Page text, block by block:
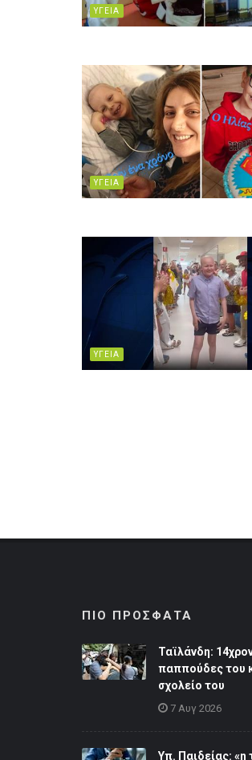
ΥΓΕΙΑ
ΥΓΕΙΑ
ΥΓΕΙΑ
ΠΙΟ ΠΡΟΣΦΑΤΑ
Ταϊλάνδη:
παππούδες του
σχολείο του
7 Αυγ 2026
Υπ. Παιδείας: «η